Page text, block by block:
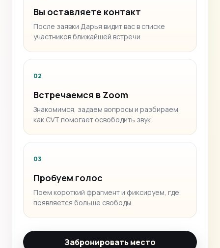
Вы оставляете контакт
После заявки Дарья видит вас в списке
участников ближайшей встречи.
02
Встречаемся в Zoom
Знакомимся, задаем вопросы и разбираем,
как CVT помогает освободить звук.
03
Пробуем голос
Поем короткий фрагмент и фиксируем, где
появляется больше свободы.
Забронировать место